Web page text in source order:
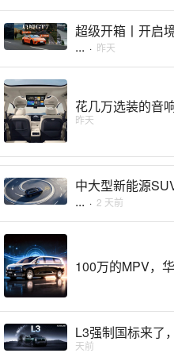
超级开箱丨开启
... · 昨天
花几万选装的音
昨天
中大型新能源
... · 2 天前
100万的MPV，
L3强制国标来了
天前